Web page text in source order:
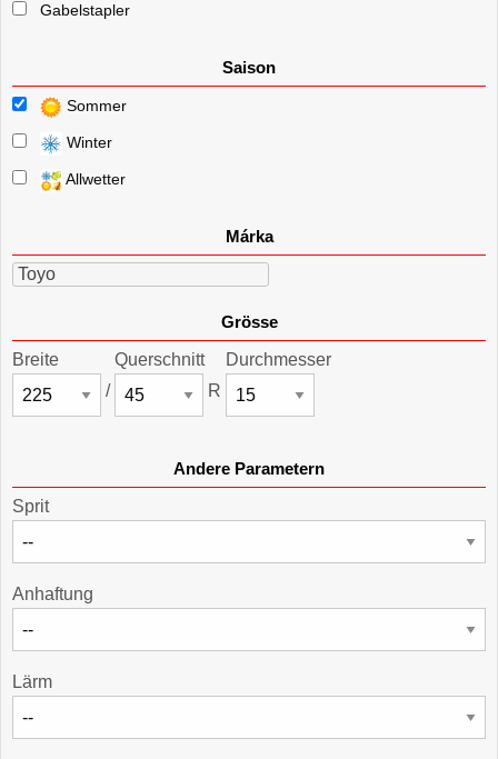
Gabelstapler
Saison
Sommer
Winter
Allwetter
Márka
Toyo
Grösse
Breite
/
Querschnitt
R
Durchmesser
Andere Parametern
Sprit
Anhaftung
Lärm